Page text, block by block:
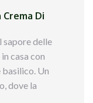
Di
sapore delle
casa con
Un
dove la